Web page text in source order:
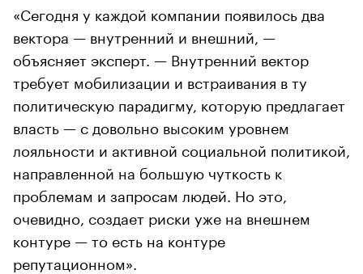
«Сегодня у каждой компании появилось два
вектора — внутренний и внешний, —
объясняет эксперт. — Внутренний вектор
требует мобилизации и встраивания в ту
политическую парадигму, которую предлагает
власть — с довольно высоким уровнем
лояльности и активной социальной политикой,
направленной на большую чуткость к
проблемам и запросам людей. Но это,
очевидно, создает риски уже на внешнем
контуре — то есть на контуре
репутационном».